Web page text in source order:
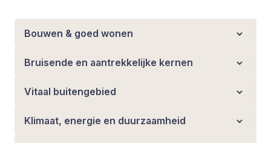
Bouwen & goed wonen
Bruisende en aantrekkelijke kernen
Vitaal buitengebied
Klimaat, energie en duurzaamheid